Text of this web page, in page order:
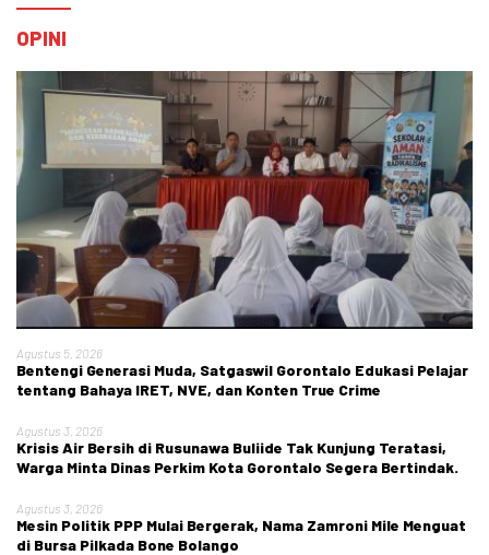
OPINI
Agustus 5, 2026
Bentengi Generasi Muda, Satgaswil Gorontalo Edukasi Pelajar
tentang Bahaya IRET, NVE, dan Konten True Crime
Agustus 3, 2026
Krisis Air Bersih di Rusunawa Buliide Tak Kunjung Teratasi,
Warga Minta Dinas Perkim Kota Gorontalo Segera Bertindak.
Agustus 3, 2026
Mesin Politik PPP Mulai Bergerak, Nama Zamroni Mile Menguat
di Bursa Pilkada Bone Bolango